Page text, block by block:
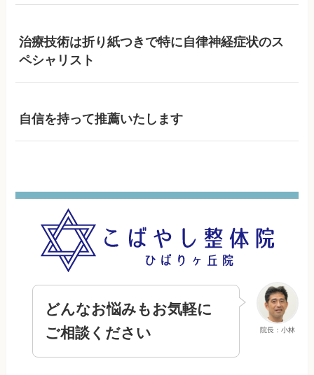
治療技術は折り紙つきで特に自律神経症状のス
ペシャリスト
自信を持って推薦いたします
院長：小林
どんなお悩みもお気軽に
ご相談ください